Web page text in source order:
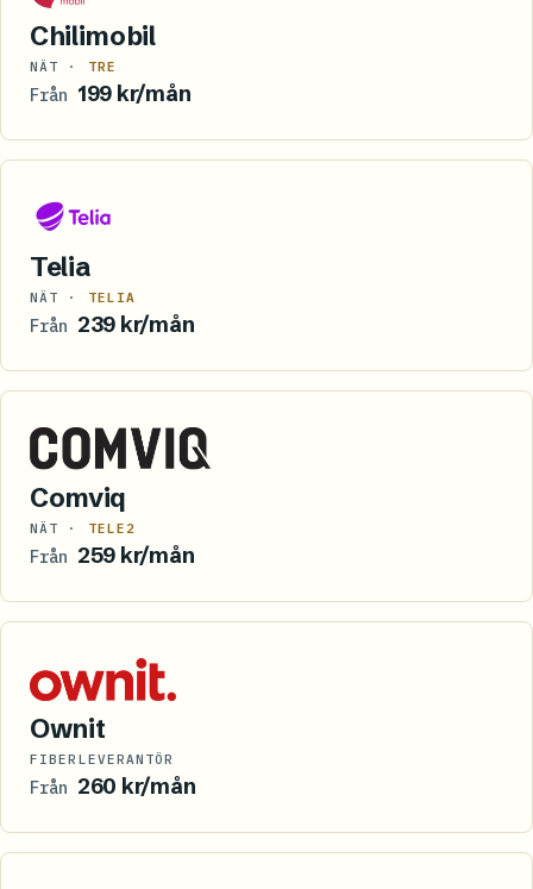
Chilimobil
NÄT · TRE
Från 199 kr/mån
Telia
NÄT · TELIA
Från 239 kr/mån
Comviq
NÄT · TELE2
Från 259 kr/mån
Ownit
FIBERLEVERANTÖR
Från 260 kr/mån